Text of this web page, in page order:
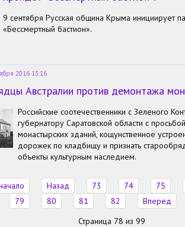
9 сентября Русская община Крыма инициирует
«Бессмертный бастион».
2016 13:16
Австралии против демонтажа
Российские соотечественники с Зеленого
губернатору Саратовской области с
монастырских зданий, кощунственное
дорожек по кладбищу и признать
объекты культурным наследием.
Назад 73 74
75
79
80 81 82
Вперед
Страница 78 из 99